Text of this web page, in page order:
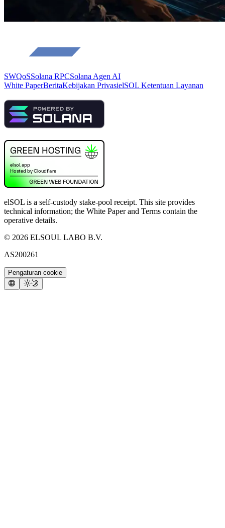
SWQoSSolana RPCSolana Agen AI
White PaperBeritaKebijakan PrivasielSOL Ketentuan Layanan
elSOL is a self-custody stake-pool receipt. This site provides
technical information; the White Paper and Terms contain the
operative details.
© 2026 ELSOUL LABO B.V.
AS200261
Pengaturan cookie